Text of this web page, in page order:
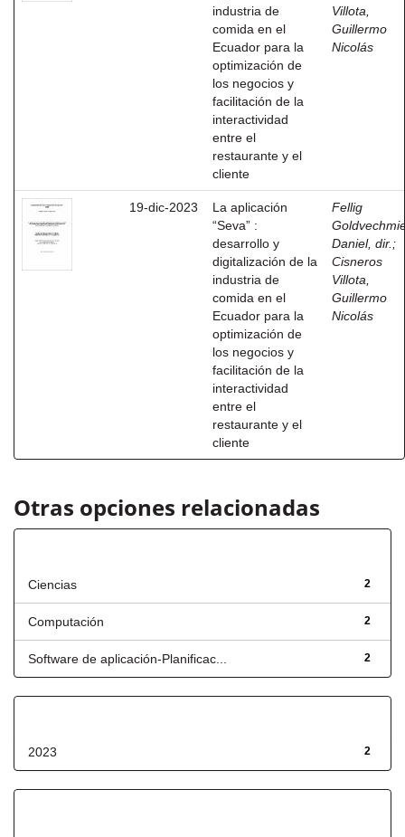
industria de
comida en el
Ecuador para la
optimización de
los negocios y
facilitación de la
interactividad
entre el
restaurante y el
cliente
Villota,
Guillermo
Nicolás
19-dic-2023
La aplicación
“Seva” :
desarrollo y
digitalización de la
industria de
comida en el
Ecuador para la
optimización de
los negocios y
facilitación de la
interactividad
entre el
restaurante y el
cliente
Fellig
Daniel, dir. ;
Cisneros
Villota,
Guillermo
Nicolás
Otras opciones relacionadas
2
Ciencias
2
Computación
2
Software de aplicación-Planificac...
2
2023